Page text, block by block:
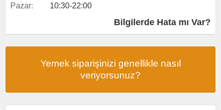
Pazar:
10:30-22:00
Bilgilerde Hata mı Var?
Yemek siparişinizi genellikle nasıl
veriyorsunuz?